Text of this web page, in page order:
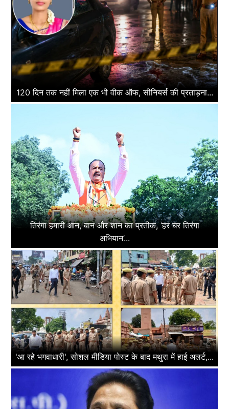
120 दिन तक नहीं मिला एक भी वीक ऑफ, सीनियर्स की प्रताड़ना...
तिरंगा हमारी आन, बान और शान का प्रतीक, ‘हर घर तिरंगा
अभियान’...
'आ रहे भगवाधारी', सोशल मीडिया पोस्ट के बाद मथुरा में हाई अलर्ट,...